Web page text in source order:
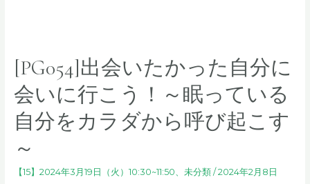
つ
い
て
話
し
ょ
[PG054]出会いたかった自分に
会いに行こう！～眠っている
自分をカラダから呼び起こす
～
【15】2024年3月19日（火）10:30~11:50 未分類/2024年2月8日